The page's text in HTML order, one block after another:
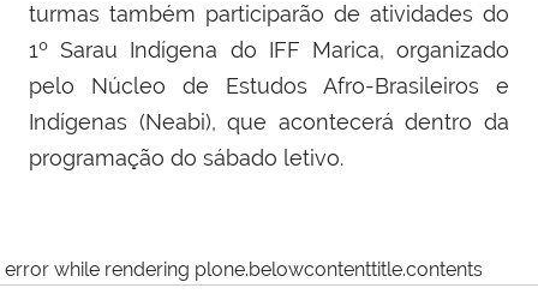
turmas também participarão de atividades do
1º Sarau Indígena do IFF Marica, organizado
pelo Núcleo de Estudos Afro-Brasileiros e
Indígenas (Neabi), que acontecerá dentro da
programação do sábado letivo.
error while rendering plone.belowcontenttitle.contents